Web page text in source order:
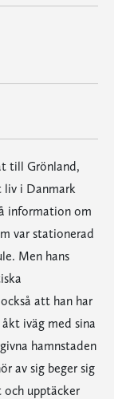
till Grönland,
liv i Danmark
information om
var stationerad
Men hans
att han har
iväg med sina
hamnstaden
av sig beger sig
och upptäcker